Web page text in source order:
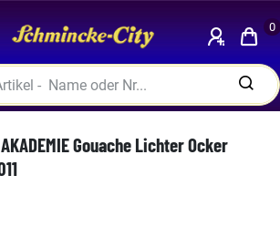
0
Gouache Lichter Ocker